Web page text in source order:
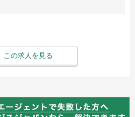
この求人を見る